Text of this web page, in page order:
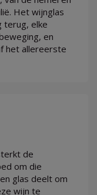
Het wijnglas
terug, elke
en
het allereerste
de
om die
glas deelt om
wijn te